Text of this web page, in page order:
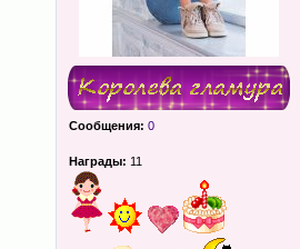
Сообщения: 0
Награды: 11